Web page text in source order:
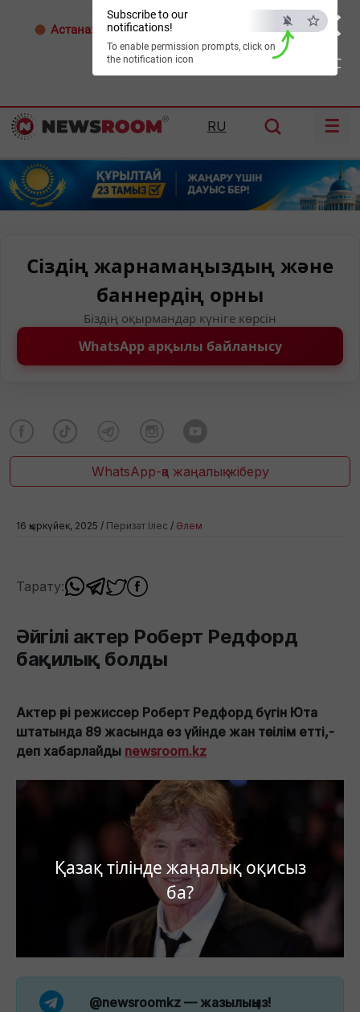
×
ESC
Қазақ тілінде жаңалық оқисыз
ба?
Subscribe to our
notifications!
To enable permission prompts, click on
the notification icon
Астана: 31°C Алматы: Шымкент:38°C
RU ☰
Сіздің жарнамаңыздың және
баннердің орны
Біздің оқырмандар күніге көрсін
WhatsApp арқылы байланысу
WhatsApp-қа жаңалық жіберу
16 қыркүйек, 2025 / Перизат Ілес / Әлем
Тарату:
Әйгілі актер Роберт Редфорд
бақилық болды
Актер әрі режиссер Роберт Редфорд бүгін Юта
штатында 89 жасында өз үйінде жан тәсілім етті,-
деп хабарлайды newsroom.kz
@newsroomkz — жазылыңыз!